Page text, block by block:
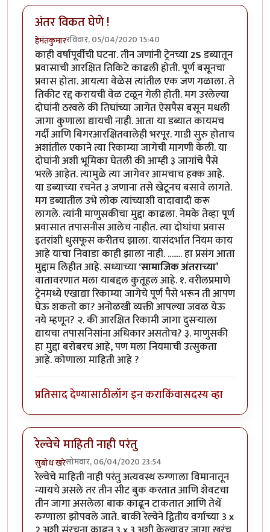
अंतर विकत घेणे !
हेमंतकुमाररविवार, 05/04/2020 15:40
काही वर्षांपूर्वीची घटना. तीन जणांनी ट्रेनच्या2Sडब्यातून
प्रवासाची आरक्षित तिकिटे काढली होती. पूर्ण बसूनचा
प्रवास होता. आयत्या वेळेस त्यांतील एक जण गळाला. ते
तिकीट रद्द करायची वेळ टळून गेली होती. मग उरलेल्या
दोघांनी ठरवले की तिघांच्या जागेत ऐसपैस बसून मधली
जागा कुणाला द्यायची नाही. आता या डब्यात कायमच
गर्दी आणि बिगरआरक्षितवालेही भरपूर. गाडी सुरु होताच
अशांतील एकाने त्या रिकाम्या जागेची मागणी केली. या
दोघांनी अशी भूमिका घेतली की आम्ही ३ जागांचे पैसे
भरले आहेत. त्यामुळे त्या जागेवर आमचाच हक्क आहे.
या डब्याच्या रचनेत ३ जणाना तसे खेटूनच बसावे लागते.
मग डब्यातील उभे लोक त्यांच्याशी वादावादी करू
लागले. त्यांनी माणुसकीचा मुद्दा काढला. नेमके तेव्हा पूर्ण
प्रवासात तपासनीस आलेच नाहीत. त्या दोघांचा प्रवास
इतरांशी धुसफूस करीतच झाला. यासंदर्भात नियम काय
आहे याचा निवाडा काही झाला नाही. ........ हा प्रसंग आता
मुद्दाम लिहीत आहे. सध्याच्या‘सामाजिक अंतराच्या’
वातावरणात मला याबद्दल कुतूहल आहे. १. वरीलप्रमाणे
ट्रेनमध्ये एखाद्या रिकाम्या जागेचे पूर्ण पैसे भरून ती आपण
घेऊ शकतो का? अनोळखी व्यक्ती आपल्या जवळ येऊ
नये म्हणून? २. की आरक्षित रिकामी जागा दुसऱ्याला
द्यायचा तपासनिसांना अधिकार असतोच? ३. माणुसकी
हा मुद्दा बरोबरच आहे, पण मला नियमाची उत्सुकता
आहे. कोणाला माहिती आहे ?
प्रतिसाद देण्यासाठीलॉग इन कराकिंवासदस्य व्हा
रेल्वेचे माहिती नाही परंतु
सुबोध खरेसोमवार, 06/04/2020 23:54
रेल्वेचे माहिती नाही परंतु अत्यवस्थ रुग्णाला विमानातून
न्यायचे असले तर तीन सीट बुक करतात आणि शेवटचा
तीन जागा असलेला बाक काढून टाकतात आणि तेथें
रुग्णाला झोपवले जाते. बाकी रेल्वेने द्वितीय वर्गाच्या 3 x